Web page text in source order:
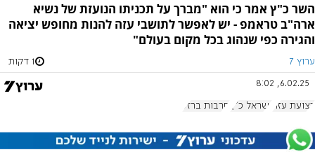
השר כ"ץ אמר כי הוא "מברך על תכניתו הנועזת של נשיא
ארה"ב טראמפ - יש לאפשר לתושבי עזה להנות מחופש יציאה
והגירה כפי שנהוג בכל מקום בעולם"
ערוץ 7 1 דקות
6.02.25, 8:02
רצועת עזה ישראל כ"ץ חרבות ברזל